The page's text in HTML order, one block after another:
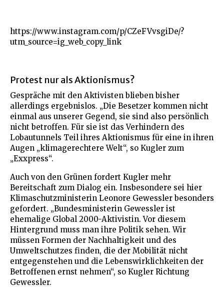
https://www.instagram.com/p/CZeFVvsgiDe/?
utm_source=ig_web_copy_link
Protest nur als Aktionismus?
Gespräche mit den Aktivisten blieben bisher
allerdings ergebnislos. „Die Besetzer kommen nicht
einmal aus unserer Gegend, sie sind also persönlich
nicht betroffen. Für sie ist das Verhindern des
Lobautunnels Teil ihres Aktionismus für eine in ihren
Augen „klimagerechtere Welt“, so Kugler zum
„Exxpress“.
Auch von den Grünen fordert Kugler mehr
Bereitschaft zum Dialog ein. Insbesondere sei hier
Klimaschutzministerin Leonore Gewessler besonders
gefordert. „Bundesministerin Gewessler ist
ehemalige Global 2000-Aktivistin. Vor diesem
Hintergrund muss man ihre Politik sehen. Wir
müssen Formen der Nachhaltigkeit und des
Umweltschutzes finden, die der Mobilität nicht
entgegenstehen und die Lebenswirklichkeiten der
Betroffenen ernst nehmen“, so Kugler Richtung
Gewessler.